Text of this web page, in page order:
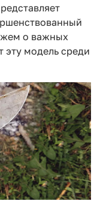
о важных
эту модель среди